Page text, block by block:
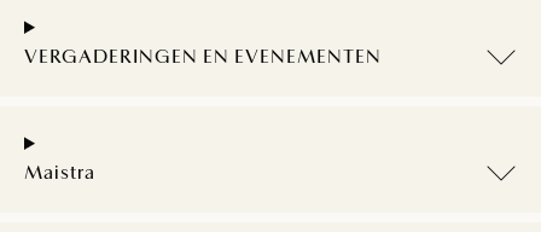
VERGADERINGEN EN EVENEMENTEN
Maistra